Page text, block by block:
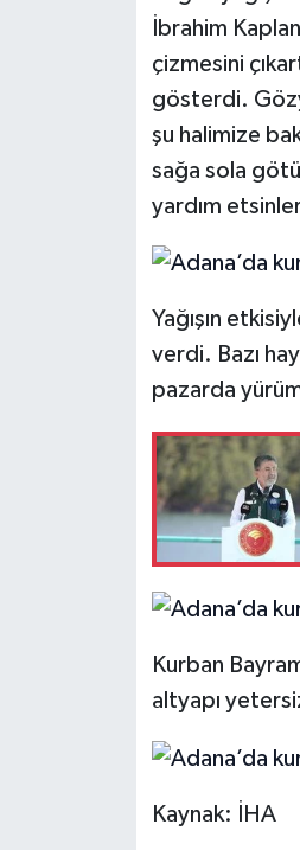
İbrahim
çizmesini
gösterdi.
şu halimize
sağa sola
yardım
Yağışın
verdi. Bazı
pazarda
Kurban
altyapı
Kaynak: İHA